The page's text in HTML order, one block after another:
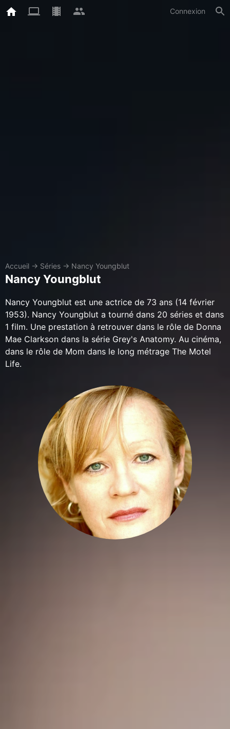
Connexion
Accueil → Séries → Nancy Youngblut
Nancy Youngblut
Nancy Youngblut est une actrice de 73 ans (14 février
1953). Nancy Youngblut a tourné dans 20 séries et dans
1 film. Une prestation à retrouver dans le rôle de Donna
Mae Clarkson dans la série Grey's Anatomy. Au cinéma,
dans le rôle de Mom dans le long métrage The Motel
Life.